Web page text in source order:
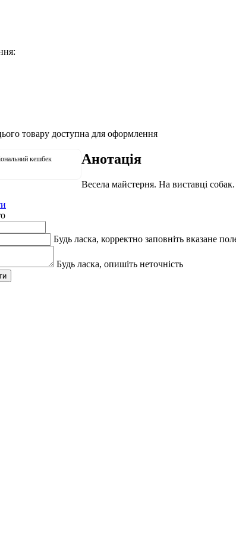
товару доступна для оформлення
кешбек
Анотація
Весела майстерня. На виставці собак.
Будь ласка, корректно заповніть вказане
Будь ласка, опишіть неточність